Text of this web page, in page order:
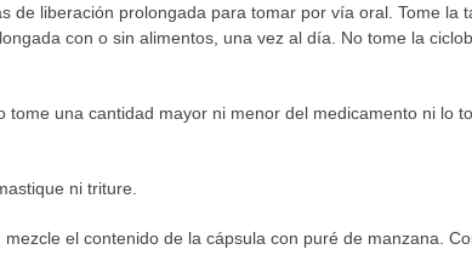
de liberación prolongada para tomar por vía oral. Tome la
con o sin alimentos, una vez al día. No tome la
una cantidad mayor ni menor del medicamento ni lo
ni triture.
el contenido de la cápsula con puré de manzana.